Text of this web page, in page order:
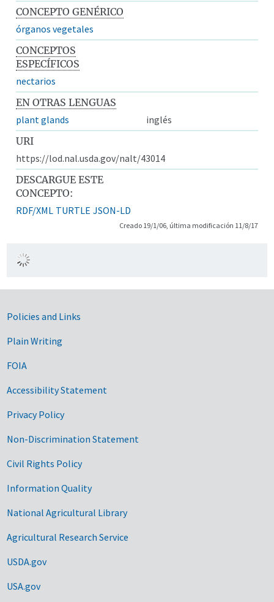
CONCEPTO GENÉRICO
órganos vegetales
CONCEPTOS
ESPECÍFICOS
nectarios
EN OTRAS LENGUAS
plant glands
inglés
URI
https://lod.nal.usda.gov/nalt/43014
DESCARGUE ESTE
CONCEPTO:
RDF/XML TURTLE JSON-LD
Creado 19/1/06, última modificación 11/8/17
Government Links
Policies and Links
Plain Writing
FOIA
Accessibility Statement
Privacy Policy
Non-Discrimination Statement
Civil Rights Policy
Information Quality
National Agricultural Library
Agricultural Research Service
USDA.gov
USA.gov